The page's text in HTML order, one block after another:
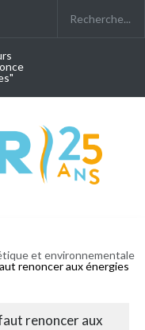
et environnementale
renoncer aux énergies
renoncer aux